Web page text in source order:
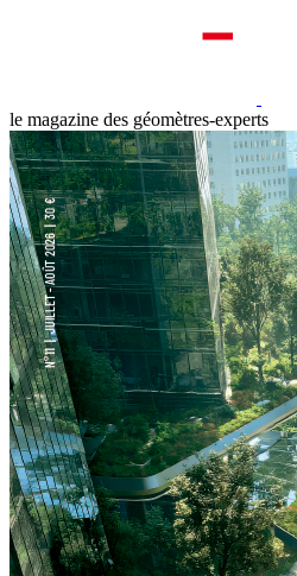
le magazine des géomètres-experts